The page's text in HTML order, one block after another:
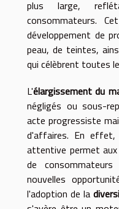
plus large,
consommateurs.
développement de
peau, de teintes,
qui célèbrent toutes
L'élargissement du
négligés ou sous-
acte progressiste
d'affaires. En effet,
attentive permet
de
nouvelles
l'adoption de la